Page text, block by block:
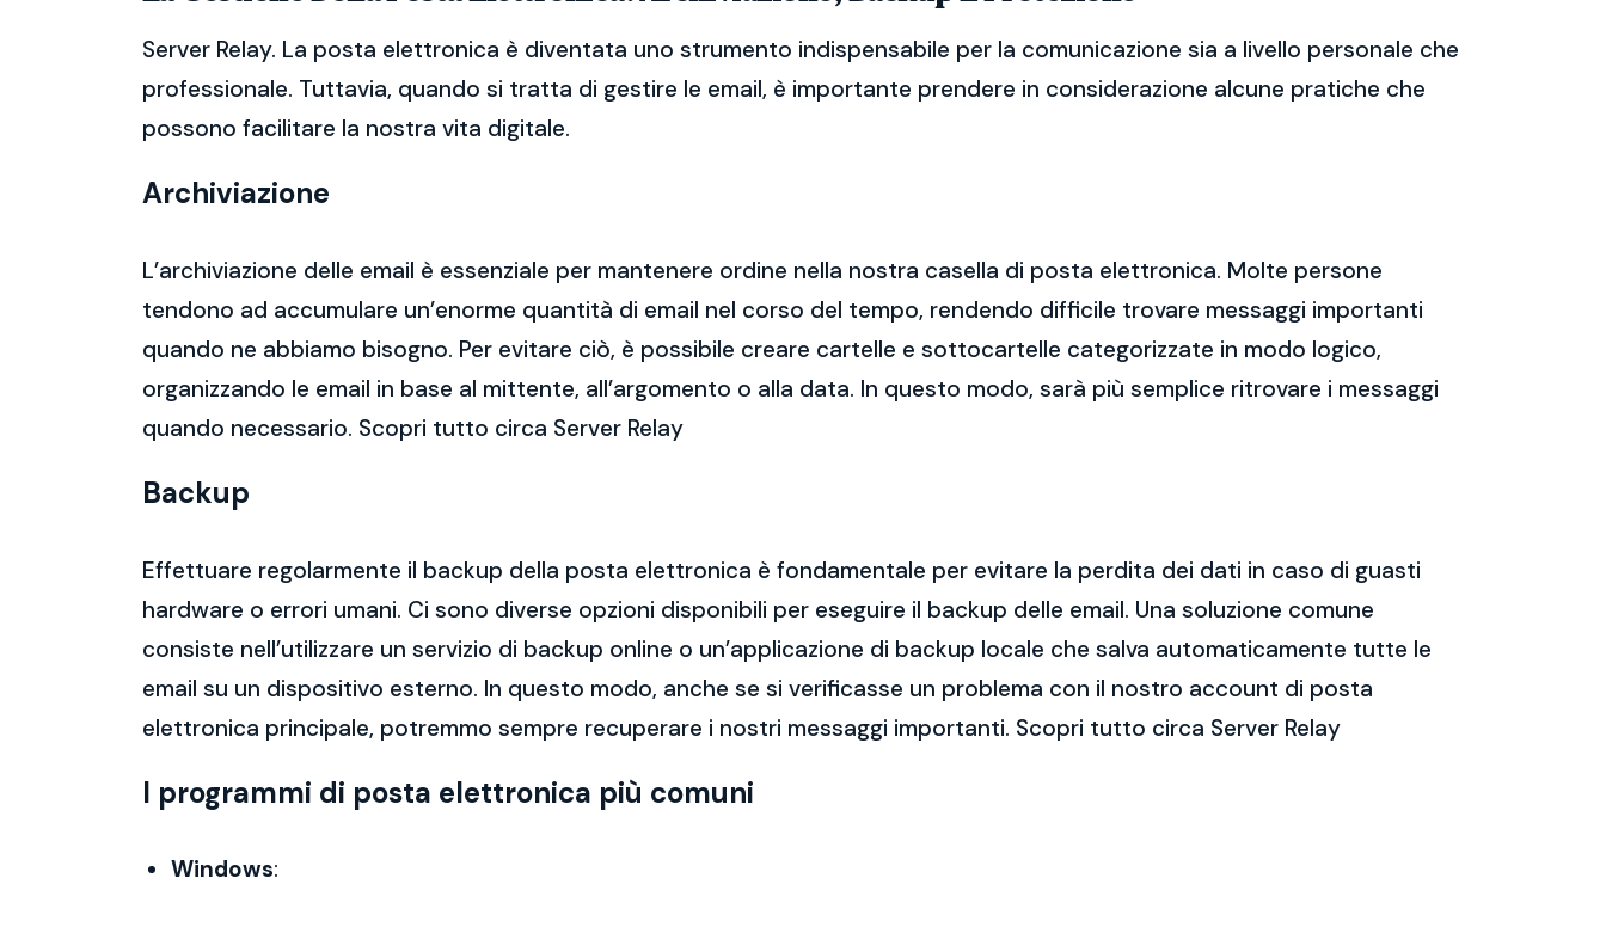
Server Relay. La posta elettronica è diventata uno strumento indispensabile per la comunicazione sia a livello personale che
professionale. Tuttavia, quando si tratta di gestire le email, è importante prendere in considerazione alcune pratiche che
possono facilitare la nostra vita digitale.
Archiviazione
L’archiviazione delle email è essenziale per mantenere ordine nella nostra casella di posta elettronica. Molte persone
tendono ad accumulare un’enorme quantità di email nel corso del tempo, rendendo difficile trovare messaggi importanti
quando ne abbiamo bisogno. Per evitare ciò, è possibile creare cartelle e sottocartelle categorizzate in modo logico,
organizzando le email in base al mittente, all’argomento o alla data. In questo modo, sarà più semplice ritrovare i messaggi
quando necessario. Scopri tutto circa Server Relay
Backup
Effettuare regolarmente il backup della posta elettronica è fondamentale per evitare la perdita dei dati in caso di guasti
hardware o errori umani. Ci sono diverse opzioni disponibili per eseguire il backup delle email. Una soluzione comune
consiste nell’utilizzare un servizio di backup online o un’applicazione di backup locale che salva automaticamente tutte le
email su un dispositivo esterno. In questo modo, anche se si verificasse un problema con il nostro account di posta
elettronica principale, potremmo sempre recuperare i nostri messaggi importanti. Scopri tutto circa Server Relay
I programmi di posta elettronica più comuni
Windows: